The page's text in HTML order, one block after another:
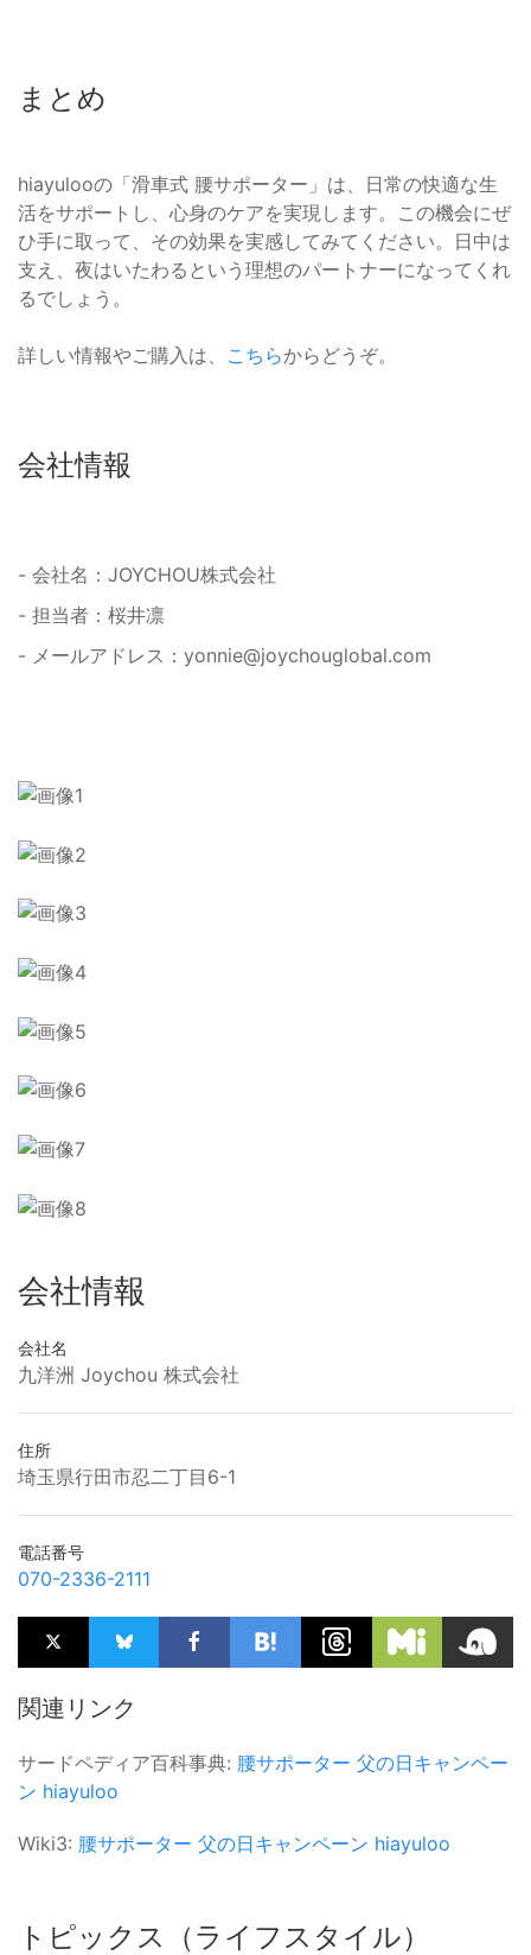
まとめ
hiayulooの「滑車式 腰サポーター」は、日常の快適な生
活をサポートし、心身のケアを実現します。この機会にぜ
ひ手に取って、その効果を実感してみてください。日中は
支え、夜はいたわるという理想のパートナーになってくれ
るでしょう。
詳しい情報やご購入は、 こちらからどうぞ。
会社情報
- 会社名：JOYCHOU株式会社
- 担当者：桜井凛
- メールアドレス： yonnie@joychouglobal.com
会社情報
会社名
九洋洲 Joychou 株式会社
住所
埼玉県行田市忍二丁目6-1
電話番号
070-2336-2111
関連リンク
サードペディア百科事典: 腰サポーター 父の日キャンペー
ン hiayuloo
Wiki3: 腰サポーター 父の日キャンペーン hiayuloo
トピックス（ライフスタイル）